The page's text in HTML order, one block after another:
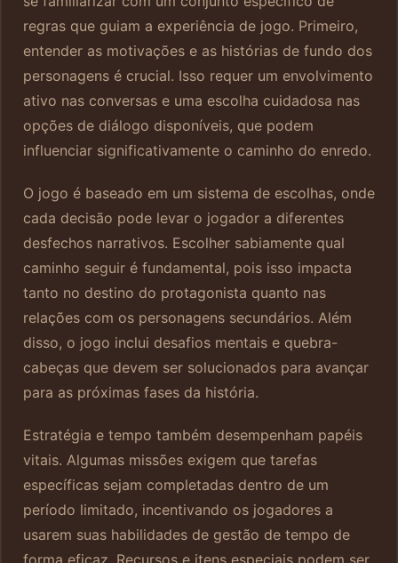
regras que guiam a experiência de jogo. Primeiro,
entender as motivações e as histórias de fundo dos
personagens é crucial. Isso requer um envolvimento
ativo nas conversas e uma escolha cuidadosa nas
opções de diálogo disponíveis, que podem
influenciar significativamente o caminho do enredo.
O jogo é baseado em um sistema de escolhas, onde
cada decisão pode levar o jogador a diferentes
desfechos narrativos. Escolher sabiamente qual
caminho seguir é fundamental, pois isso impacta
tanto no destino do protagonista quanto nas
relações com os personagens secundários. Além
disso, o jogo inclui desafios mentais e quebra-
cabeças que devem ser solucionados para avançar
para as próximas fases da história.
Estratégia e tempo também desempenham papéis
vitais. Algumas missões exigem que tarefas
específicas sejam completadas dentro de um
período limitado, incentivando os jogadores a
usarem suas habilidades de gestão de tempo de